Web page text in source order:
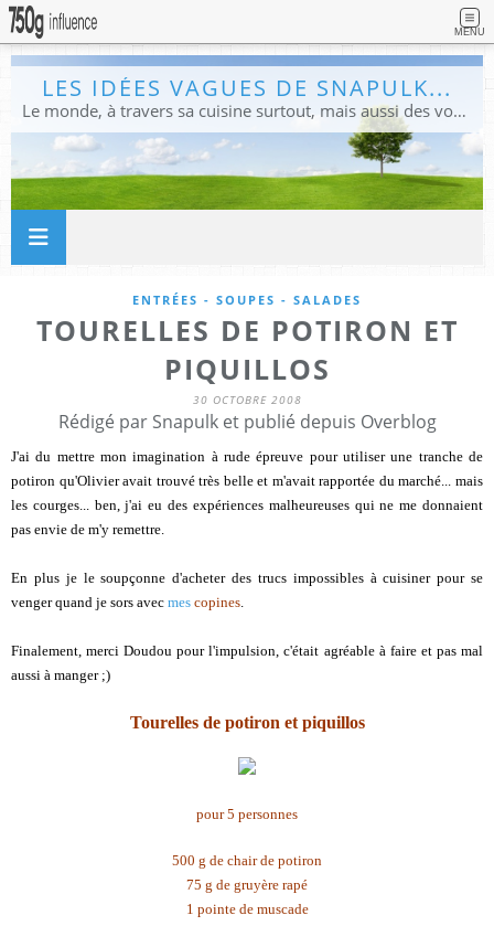
MENU
LES IDÉES VAGUES DE SNAPULK...
Le monde, à travers sa cuisine surtout, mais aussi des voyages, et des idées.
ENTRÉES - SOUPES - SALADES
TOURELLES DE POTIRON ET
PIQUILLOS
30 OCTOBRE 2008
Rédigé par Snapulk et publié depuis Overblog
J'ai du mettre mon imagination à rude épreuve pour utiliser une tranche de
potiron qu'Olivier avait trouvé très belle et m'avait rapportée du marché... mais
les courges... ben, j'ai eu des expériences malheureuses qui ne me donnaient
pas envie de m'y remettre.
En plus je le soupçonne d'acheter des trucs impossibles à cuisiner pour se
venger quand je sors avec mes copines
Finalement, merci Doudou pour l'impulsion, c'était agréable à faire et pas mal
aussi à manger ;)
Tourelles de potiron et piquillos
pour 5 personnes
500 g de chair de potiron
75 g de gruyère rapé
1 pointe de muscade